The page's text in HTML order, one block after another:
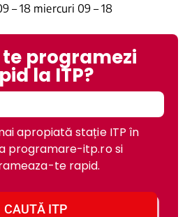
– 18 miercuri 09 – 18
programezi
la ITP?
apropiată stație ITP în
programare-itp.ro si
te rapid.
CAUTĂ ITP